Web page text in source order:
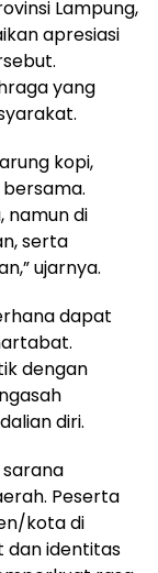
Lampung,
apresiasi
yang
kopi,
namun di
serta
ujarnya.
dapat
dengan
diri.
sarana
Peserta
kota di
dan identitas